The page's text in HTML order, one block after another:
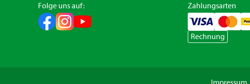
Folge uns auf:
Zahlungsarten
Rechnung